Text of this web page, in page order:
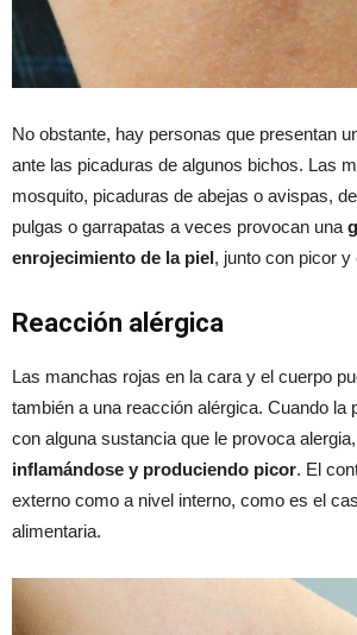
No obstante, hay personas que presentan
ante las picaduras de algunos bichos. Las
mosquito, picaduras de abejas o avispas,
pulgas o garrapatas a veces provocan una
enrojecimiento de la piel, junto con picor y
Reacción alérgica
Las manchas rojas en la cara y el cuerpo
también a una reacción alérgica. Cuando la
con alguna sustancia que le provoca alergia,
inflamándose y produciendo picor. El
externo como a nivel interno, como es el
alimentaria.